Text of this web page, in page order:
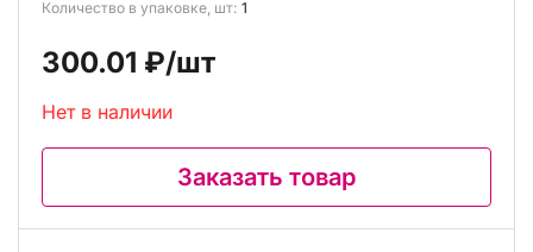
Количество в упаковке, шт: 1
300.01 ₽/шт
Нет в наличии
Заказать товар